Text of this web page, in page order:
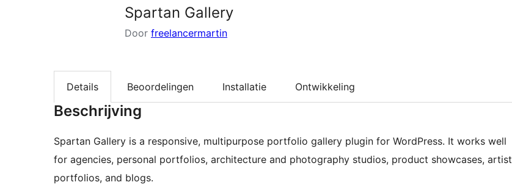
Spartan Gallery
Door freelancermartin
Details Beoordelingen Installatie Ontwikkeling
Beschrijving
Spartan Gallery is a responsive, multipurpose portfolio gallery plugin for WordPress. It works well
for agencies, personal portfolios, architecture and photography studios, product showcases, artist
portfolios, and blogs.